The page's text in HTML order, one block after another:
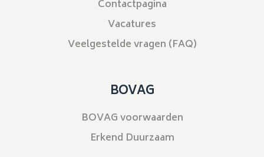
Contactpagina
Vacatures
Veelgestelde vragen (FAQ)
BOVAG
BOVAG voorwaarden
Erkend Duurzaam